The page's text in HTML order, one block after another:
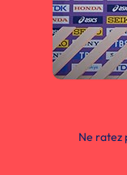
Ne ratez